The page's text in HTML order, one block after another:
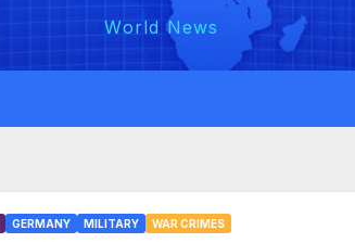
World News
GERMANY MILITARY WAR CRIMES